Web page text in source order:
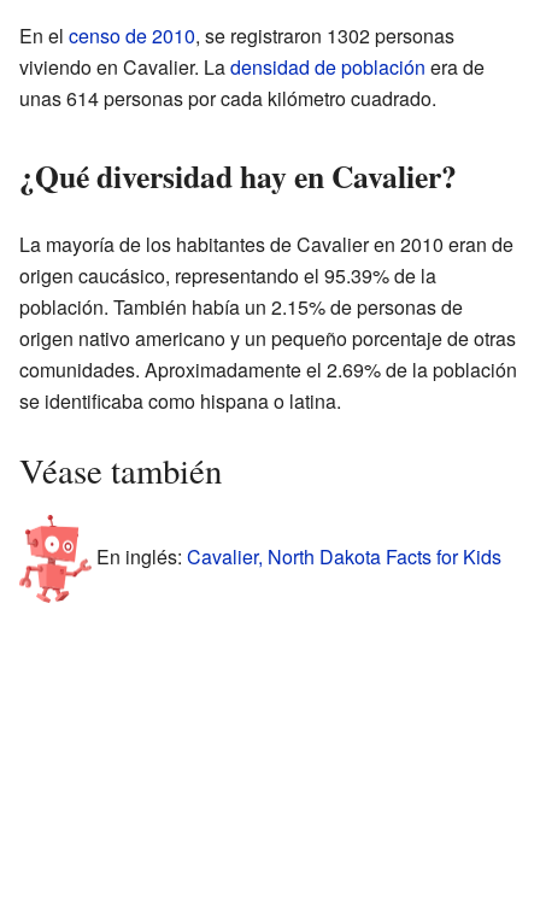
En el censo de 2010, se registraron 1302 personas
viviendo en Cavalier. Ladensidad de población era de
unas 614 personas por cada kilómetro cuadrado.
¿Qué diversidad hay en Cavalier?
La mayoría de los habitantes de Cavalier en 2010 eran de
origen caucásico, representando el 95.39% de la
población. También había un 2.15% de personas de
origen nativo americano y un pequeño porcentaje de otras
comunidades. Aproximadamente el 2.69% de la población
se identificaba como hispana o latina.
Véase también
En inglés: Cavalier, North Dakota Facts for Kids